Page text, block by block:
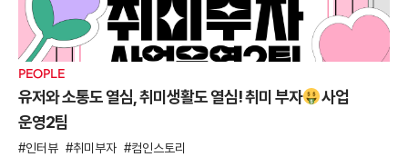
PEOPLE
유저와 소통도 열심, 취미생활도 열심! 취미 부자
사업
운영2팀
인터뷰 취미부자 컴인스토리